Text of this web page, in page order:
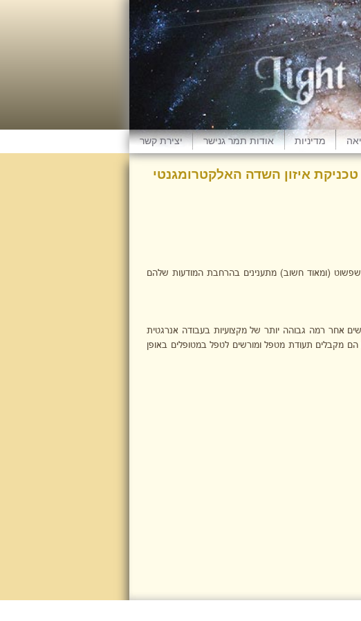
מדיניות אודות תמר גנישר יצירת קשר
(ומאוד חשוב) מתענינים בהרחבת המודעות שלהם
אחר רמה גבוהה יותר של מקצועיות בעבודה אנרגטית
מקבלים תעודת מטפל ומורשים לטפל במטופלים באופן